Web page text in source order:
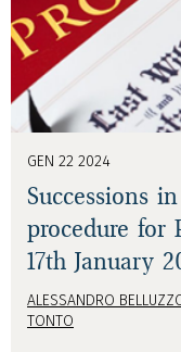
GEN 22 2024
Successions
procedure for
17th January
ALESSANDRO
TONTO